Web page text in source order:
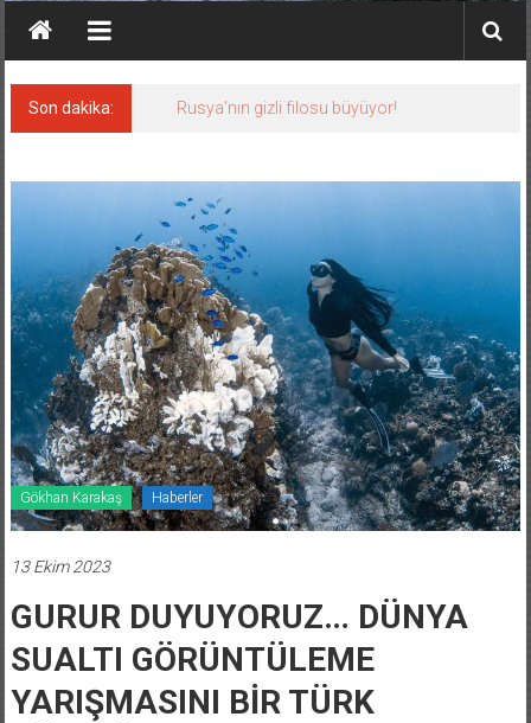
Son dakika: Rusya’nın gizli filosu büyüyor!
Gökhan Karakaş Haberler
13 Ekim 2023
GURUR DUYUYORUZ… DÜNYA
SUALTI GÖRÜNTÜLEME
YARIŞMASINI BİR TÜRK